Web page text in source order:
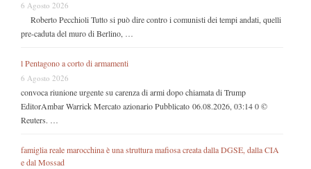
6 Agosto 2026
Roberto Pecchioli Tutto si può dire contro i comunisti dei tempi andati, quelli
pre-caduta del muro di Berlino, …
l Pentagono a corto di armamenti
6 Agosto 2026
convoca riunione urgente su carenza di armi dopo chiamata di Trump
EditorAmbar Warrick Mercato azionario Pubblicato 06.08.2026, 03:14 0 ©
Reuters. …
famiglia reale marocchina è una struttura mafiosa creata dalla DGSE, dalla CIA
e dal Mossad